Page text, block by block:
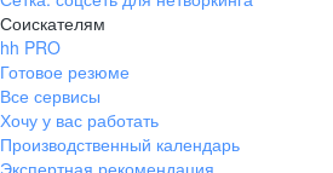
pr@krd.hh.ru
Владивосток
пер. Ланинский д. 4, офис 3.4
+7 423 202-33-28
Соискателям
hh PRO
Готовое резюме
Все сервисы
Хочу у вас работать
Производственный календарь